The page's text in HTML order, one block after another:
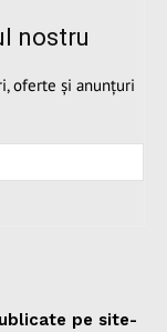
nostru
oferte și anunțuri
pe site-